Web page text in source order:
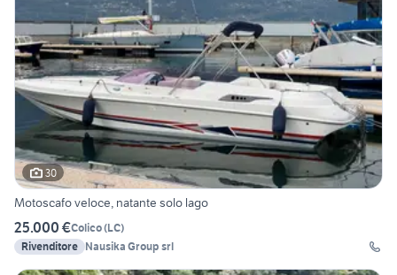
30
Motoscafo veloce, natante solo lago
25.000 €Colico(LC)
Rivenditore Nausika Group srl